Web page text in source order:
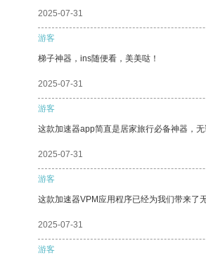
2025-07-31
游客
梯子神器，ins随便看，美美哒！
2025-07-31
游客
这款加速器app简直是居家旅行必备神器，
2025-07-31
游客
这款加速器VPM应用程序已经为我们带来了
2025-07-31
游客